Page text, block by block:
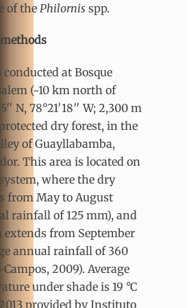
of the Philornis spp.
at Bosque
(~10 km north of
N, 78°21′18′′ W; 2,300 m
protected dry forest, in the
of Guayllabamba,
This area is located on
where the dry
from May to August
rainfall of 125 mm), and
extends from September
annual rainfall of 360
2009). Average
under shade is 19 °C
provided by Instituto